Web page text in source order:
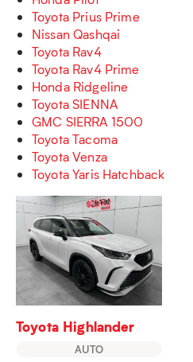
Toyota Prius Prime
Nissan Qashqai
Toyota Rav4
Toyota Rav4 Prime
Honda Ridgeline
Toyota SIENNA
GMC SIERRA 1500
Toyota Tacoma
Toyota Venza
Toyota Yaris Hatchback
Toyota Highlander
AUTO